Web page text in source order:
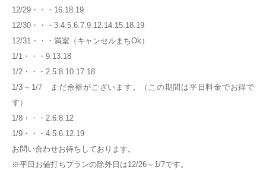
12/29・・・16.18.19
12/30・・・3.4.5.6.7.9.12.14.15.18.19
12/31・・・満室（キャンセルまちOk）
1/1・・・9.13.18
1/2・・・2.5.8.10.17.18
1/3～1/7 まだ余裕がございます。（この期間は平日料金でお得で
す）
1/8・・・2.6.8.12
1/9・・・4.5.6.12.19
お問い合わせお待ちしております。
※平日お値打ちプランの除外日は12/26～1/7です。